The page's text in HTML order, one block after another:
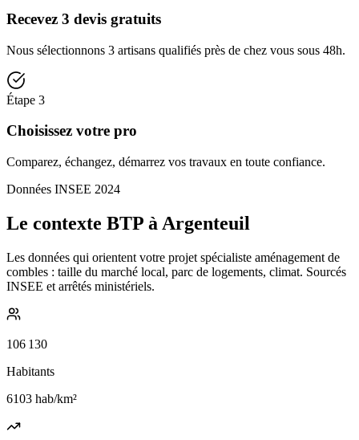
Recevez 3 devis gratuits
Nous sélectionnons 3 artisans qualifiés près de chez vous sous 48h.
Étape 3
Choisissez votre pro
Comparez, échangez, démarrez vos travaux en toute confiance.
Données INSEE 2024
Le contexte BTP à Argenteuil
Les données qui orientent votre projet spécialiste aménagement de
combles : taille du marché local, parc de logements, climat. Sourcés
INSEE et arrêtés ministériels.
106 130
Habitants
6103 hab/km²